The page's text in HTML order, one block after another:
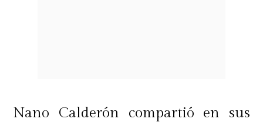
Nano Calderón compartió en sus